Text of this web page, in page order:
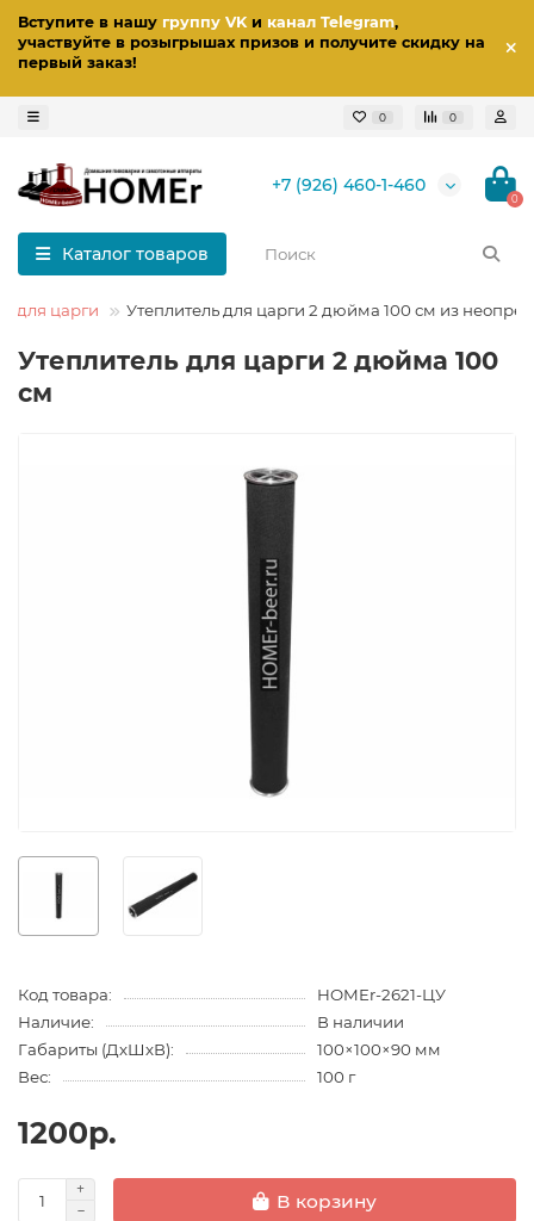
Вступите в нашу группу VKи канал Telegram,
участвуйте в розыгрышах призов и получите скидку на
первый заказ!
0 0
+7 (926) 460-1-460
0
Каталог товаров
для царги Утеплитель для царги 2 дюйма 100 см из
Утеплитель для царги 2 дюйма 100
см
Код товара:
HOMEr-2621-ЦУ
Наличие:
В наличии
Габариты (ДхШхВ):
100×100×90 мм
Вес:
100 г
1200р.
В корзину